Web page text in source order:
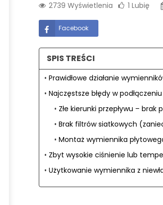
2739 Wyświetlenia 1 Lubię
Facebook
SPIS TREŚCI
Prawidłowe działanie
Najczęstsze błędy w
Złe kierunki przepływu –
Brak filtrów siatkowych
Montaż wymiennika
Zbyt wysokie ciśnienie lub
Użytkowanie wymiennika z